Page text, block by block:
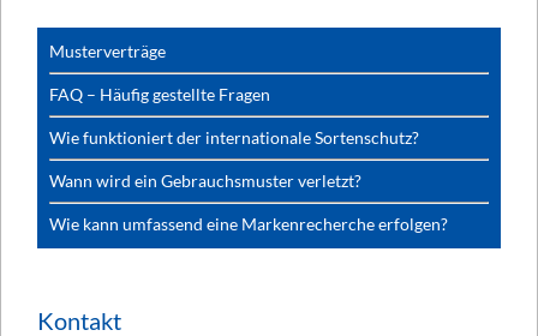
Musterverträge
FAQ – Häufig gestellte Fragen
Wie funktioniert der internationale Sortenschutz?
Wann wird ein Gebrauchsmuster verletzt?
Wie kann umfassend eine Markenrecherche erfolgen?
Kontakt